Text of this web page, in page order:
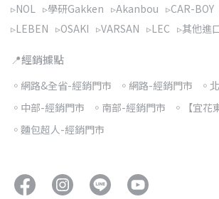
▹NOL ▹學研Gakken ▹Akanbou ▹CAR-BOY
▹LEBEN ▹OSAKI ▹VARSAN ▹LEC ▹其他進
📍經銷據點
◦網路&全省-經銷門市 ◦網路-經銷門市
◦
◦中部-經銷門市
◦南部-經銷門市
◦【宜花
◦麵包超人-經銷門市